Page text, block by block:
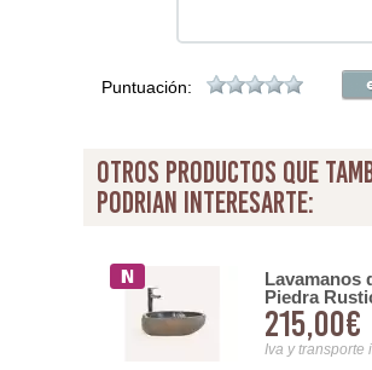
Puntuación:
otros productos que
podrian interesarte:
Lavamanos
Piedra
Color Arena
Petra
215,00€
Iva y transporte